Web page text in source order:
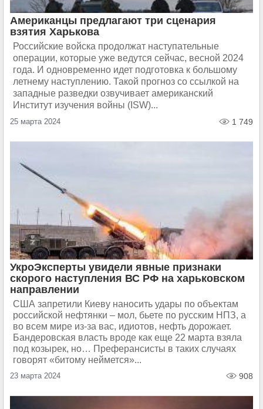
Американцы предлагают три сценария
взятия Харькова
Российские войска продолжат наступательные
операции, которые уже ведутся сейчас, весной 2024
года. И одновременно идет подготовка к большому
летнему наступлению. Такой прогноз со ссылкой на
западные разведки озвучивает американский
Институт изучения войны (ISW)...
25 марта 2024 1 749
УкроЭксперты увидели явные признаки
скорого наступления ВС РФ на харьковском
направлении
США запретили Киеву наносить удары по объектам
российской нефтянки – мол, бьете по русским НПЗ, а
во всем мире из-за вас, идиотов, нефть дорожает.
Бандеровская власть вроде как еще 22 марта взяла
под козырек, но… Преферансисты в таких случаях
говорят «битому неймется»...
23 марта 2024 908